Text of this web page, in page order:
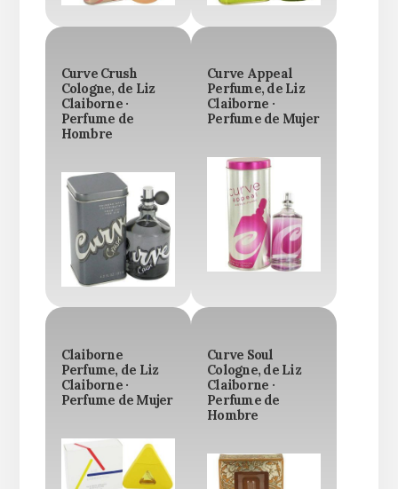
Curve Crush
Cologne, de Liz
Claiborne ·
Perfume de
Hombre
Curve Appeal
Perfume, de Liz
Claiborne ·
Perfume de Mujer
Claiborne
Perfume, de Liz
Claiborne ·
Perfume de Mujer
Curve Soul
Cologne, de Liz
Claiborne ·
Perfume de
Hombre